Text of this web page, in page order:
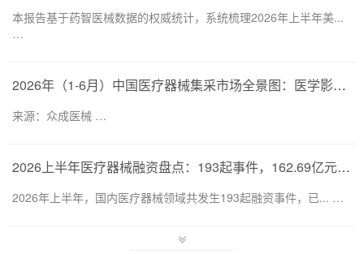
本报告基于药智医械数据的权威统计，系统梳理2026年上半年美...
…
2026年（1-6月）中国医疗器械集采市场全景图：医学影像仍为集采主要目标，部分产品线增速显著
来源：众成医械 …
2026上半年医疗器械融资盘点：193起事件，162.69亿元流向何处？
2026年上半年，国内医疗器械领域共发生193起融资事件，已... …